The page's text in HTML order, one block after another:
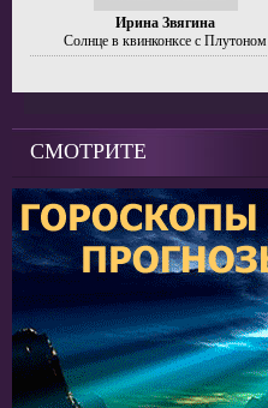
Ирина Звягина
Солнце в квинконксе с Плутоном
СМОТРИТЕ